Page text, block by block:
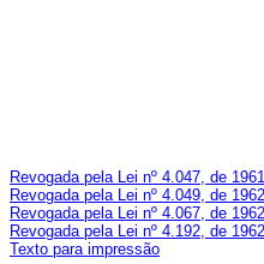
Revogada pela Lei nº 4.047, de 1961
Revogada pela Lei nº 4.049, de 1962
Revogada pela Lei nº 4.067, de 1962
Revogada pela Lei nº 4.192, de 1962
Texto para impressão